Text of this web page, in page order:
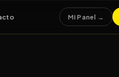
Mi Panel →